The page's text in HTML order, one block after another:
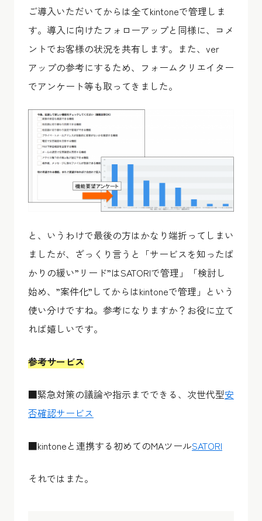
ご導入いただいてからは全てkintoneで管理しま
す。導入に向けたフォローアップと同様に、コメ
ントでお客様の状況を共有します。また、ver
アップの参考にするため、フォームクリエイター
でアンケート等も取ってきました。
と、いうわけで最後の方はかなり端折ってしまい
ましたが、ざっくり言うと「サービスを知ったば
かりの緩い”リード”はSATORIで管理」「検討し
始め、”案件化”してからはkintoneで管理」という
使い分けですね。参考になりますか？お役に立て
れば嬉しいです。
参考サービス
■緊急対策の議論や指示までできる、次世代型安
否確認サービス
■kintoneと連携する初めてのMAツールSATORI
それではまた。